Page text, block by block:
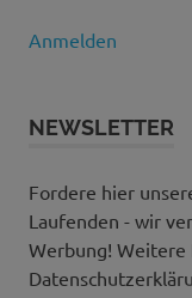
Anmelden
NEWSLETTER
Fordere hier
Laufenden - wir
Werbung!